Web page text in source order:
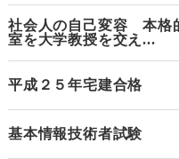
社会人の自己変容 本格
室を大学教授を交え...
平成２５年宅建合格
基本情報技術者試験